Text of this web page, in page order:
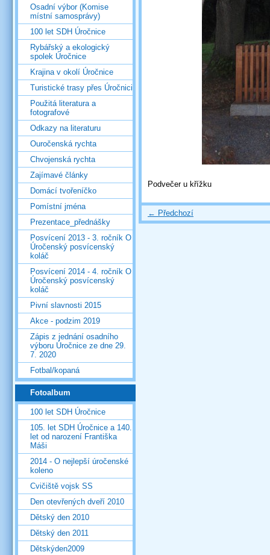
Podvečer u křížku
← Předchozí
Osadní výbor (Komise
místní samosprávy)
100 let SDH Úročnice
Rybářský a ekologický
spolek Úročnice
Krajina v okolí Úročnice
Turistické trasy přes Úročnici
Použitá literatura a
fotografové
Odkazy na literaturu
Ouročenská rychta
Chvojenská rychta
Zajímavé články
Domácí tvořeníčko
Pomístní jména
Prezentace_přednášky
Posvícení 2013 - 3. ročník O
Úročenský posvícenský
koláč
Posvícení 2014 - 4. ročník O
Úročenský posvícenský
koláč
Pivní slavnosti 2015
Akce - podzim 2019
Zápis z jednání osadního
výboru Úročnice ze dne 29.
7. 2020
Fotbal/kopaná
Fotoalbum
100 let SDH Úročnice
105. let SDH Úročnice a 140.
let od narození Františka
Máši
2014 - O nejlepší úročenské
koleno
Cvičiště vojsk SS
Den otevřených dveří 2010
Dětský den 2010
Dětský den 2011
Dětskýden2009